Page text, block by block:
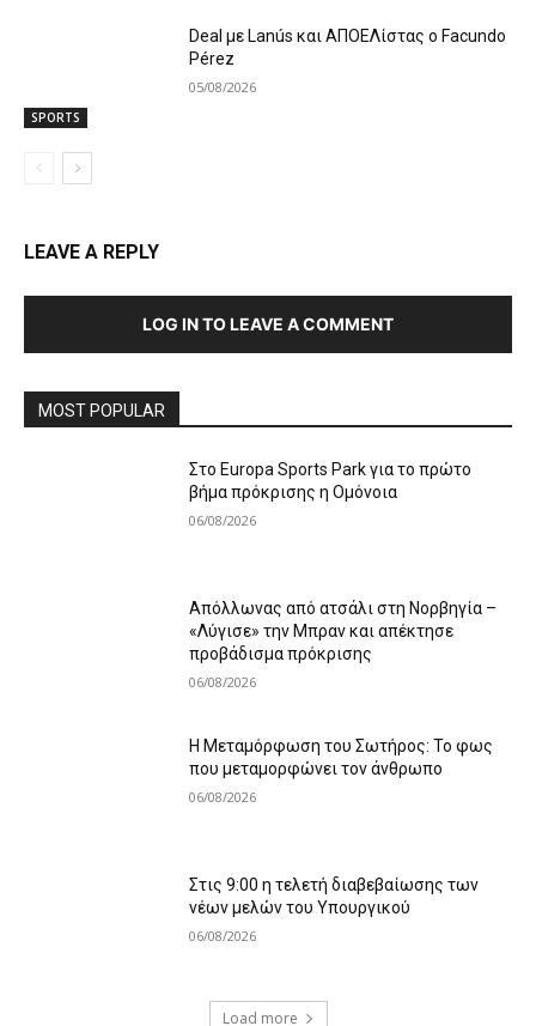
SPORTS
Deal με Lanús και ΑΠΟΕΛίστας ο Facundo
Pérez
05/08/2026
LEAVE A REPLY
LOG IN TO LEAVE A COMMENT
MOST POPULAR
Στο Europa Sports Park για το πρώτο
βήμα πρόκρισης η Ομόνοια
06/08/2026
Απόλλωνας από ατσάλι στη Νορβηγία –
«Λύγισε» την Μπραν και απέκτησε
προβάδισμα πρόκρισης
06/08/2026
Η Μεταμόρφωση του Σωτήρος: Το φως
που μεταμορφώνει τον άνθρωπο
06/08/2026
Στις 9:00 η τελετή διαβεβαίωσης των
νέων μελών του Υπουργικού
06/08/2026
Load more